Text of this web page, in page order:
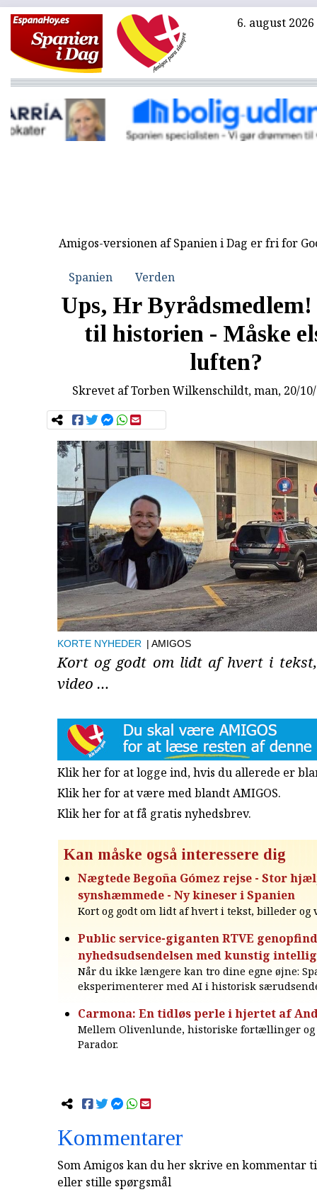
6. august 2026
Amigos-versionen af Spanien i Dag er fri for
Spanien Verden
Ups, Hr
til historien - Måske
luften?
Skrevet afTorben Wilkenschildt, man, 20/
KORTE NYHEDER | AMIGOS
Kort og godt om lidt af hvert i
video …
Klik her for at logge ind, hvis du allerede er
Klik her for at være med blandt AMIGOS.
Klik her for at få gratis nyhedsbrev.
Kan måske også interessere dig
Nægtede Begoña Gómez rejse - Stor
synshæmmede - Ny kineser i Spanien
Kort og godt om lidt af hvert i tekst, billeder og
Public service-giganten RTVE
nyhedsudsendelsen med kunstig
Når du ikke længere kan tro dine egne øjne:
eksperimenterer med AI i historisk
Carmona: En tidløs perle i hjertet af
Mellem Olivenlunde, historiske fortællinger og
Parador.
Kommentarer
Som Amigos kan du her skrive en kommentar
eller stille spørgsmål